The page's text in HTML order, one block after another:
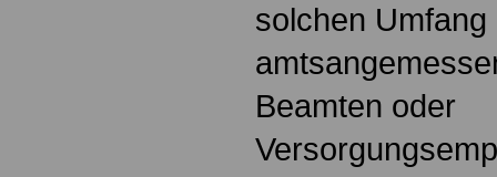
solchen
Beamten oder